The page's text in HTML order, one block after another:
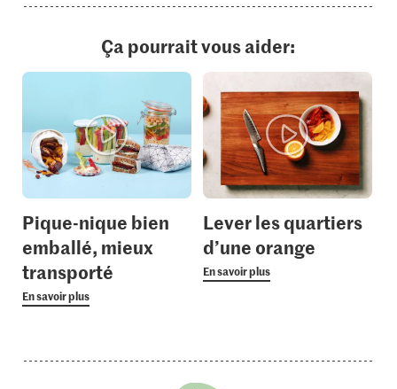
Ça pourrait vous aider:
Pique-nique bien
emballé, mieux
transporté
En savoir plus
Lever les quartiers
d’une orange
En savoir plus